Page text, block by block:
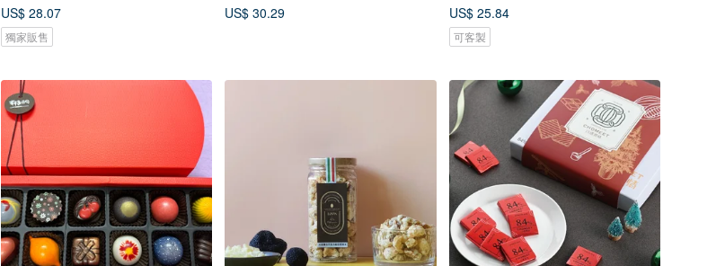
US$ 28.07
獨家販售
US$ 30.29
US$ 25.84
可客製